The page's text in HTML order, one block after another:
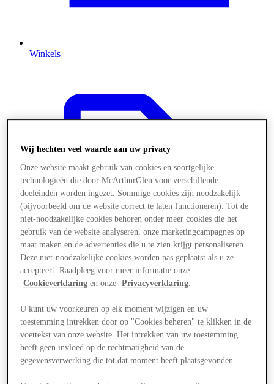
Winkels
Aanbiedingen
Wij hechten veel waarde aan uw privacy
Onze website maakt gebruik van cookies en soortgelijke
technologieën die door McArthurGlen voor verschillende
doeleinden worden ingezet. Sommige cookies zijn noodzakelijk
(bijvoorbeeld om de website correct te laten functioneren). Tot de
niet-noodzakelijke cookies behoren onder meer cookies die het
gebruik van de website analyseren, onze marketingcampagnes op
maat maken en de advertenties die u te zien krijgt personaliseren.
Deze niet-noodzakelijke cookies worden pas geplaatst als u ze
accepteert. Raadpleeg voor meer informatie onze
Cookieverklaring en onze Privacyverklaring
U kunt uw voorkeuren op elk moment wijzigen en uw
toestemming intrekken door op "Cookies beheren" te klikken in de
voettekst van onze website. Het intrekken van uw toestemming
heeft geen invloed op de rechtmatigheid van de
gegevensverwerking die tot dat moment heeft plaatsgevonden.